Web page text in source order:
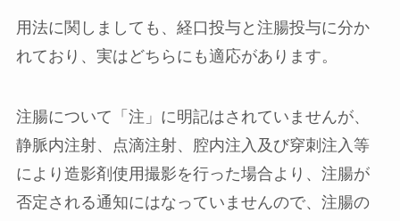
用法に関しましても、経口投与と注腸投与に分か
れており、実はどちらにも適応があります。
注腸について「注」に明記はされていませんが、
静脈内注射、点滴注射、腔内注入及び穿刺注入等
により造影剤使用撮影を行った場合より、注腸が
否定される通知にはなっていませんので、注腸の